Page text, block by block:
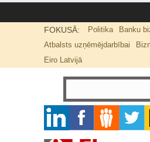
FOKUSĀ: Politika
Banku
Atbalsts uzņēmējdarbībai
Eiro Latvijā